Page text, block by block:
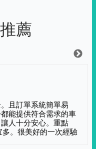
薦
且訂單系統簡單易
能提供符合需求的車
人十分安心。重點
。很美好的一次經驗